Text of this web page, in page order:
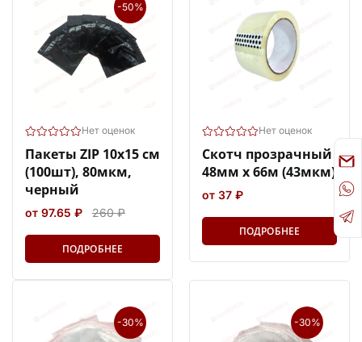
-50%
Нет оценок
Пакеты ZIP 10х15 см
(100шт), 80мкм,
черный
от 97.65 ₽ 260 ₽
ПОДРОБНЕЕ
Нет оценок
Скотч прозрачный
48мм х 66м (43мкм)
от 37 ₽
ПОДРОБНЕЕ
-30% -30%